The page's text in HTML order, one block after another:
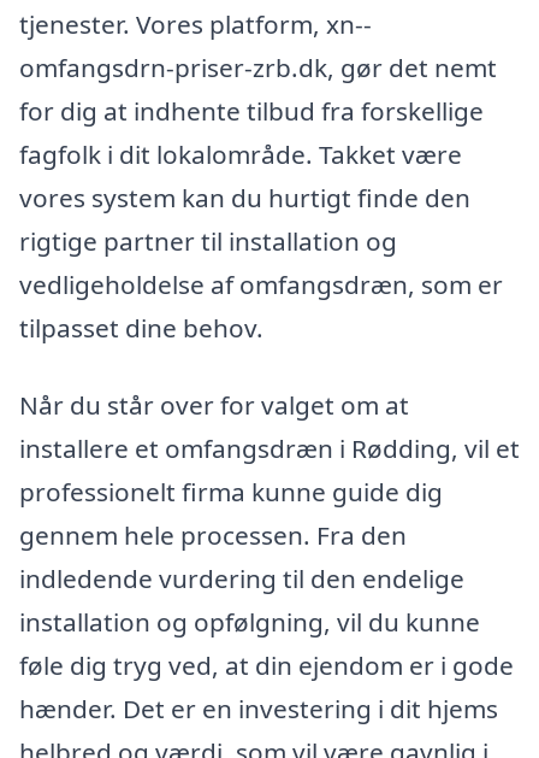
tjenester. Vores platform, xn--
omfangsdrn-priser-zrb.dk, gør det nemt
for dig at indhente tilbud fra forskellige
fagfolk i dit lokalområde. Takket være
vores system kan du hurtigt finde den
rigtige partner til installation og
vedligeholdelse af omfangsdræn, som er
tilpasset dine behov.
Når du står over for valget om at
installere et omfangsdræn i Rødding, vil et
professionelt firma kunne guide dig
gennem hele processen. Fra den
indledende vurdering til den endelige
installation og opfølgning, vil du kunne
føle dig tryg ved, at din ejendom er i gode
hænder. Det er en investering i dit hjems